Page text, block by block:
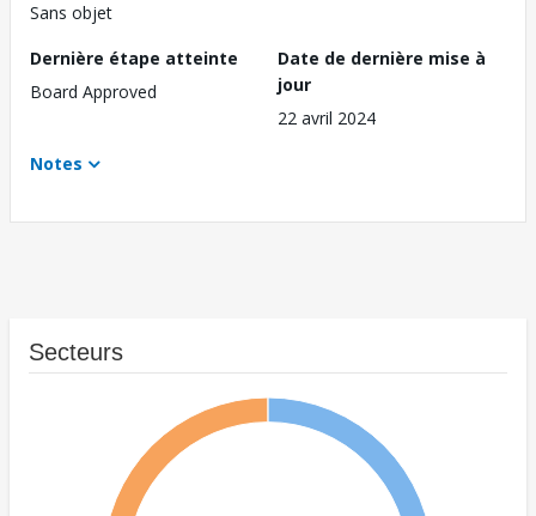
Sans objet
Dernière étape atteinte
Board Approved
Date de dernière mise à
jour
22 avril 2024
Notes
Secteurs